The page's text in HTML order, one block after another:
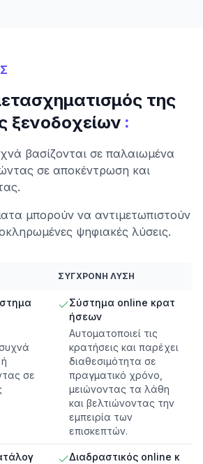
της
ξενοδοχείων :
βασίζονται σε παλαιωμένα
σε αποκέντρωση και
μπορούν να αντιμετωπιστούν
ψηφιακές λύσεις.
ΣΎΓΧΡΟΝΗ ΛΎΣΗ
σε
Σύστημα online κρατ
ήσεων
Αυτοματοποιεί τις
κρατήσεις και παρέχει
διαθεσιμότητα σε
πραγματικό χρόνο,
μειώνοντας τα λάθη
και βελτιώνοντας την
εμπειρία των
επισκεπτών.
Διαδραστικός online κ